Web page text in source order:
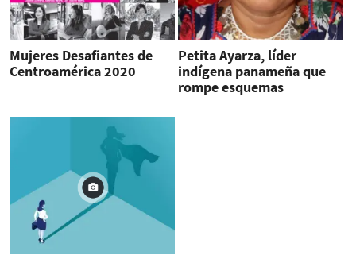
Mujeres Desafiantes de
Centroamérica 2020
Petita Ayarza, líder
indígena panameña que
rompe esquemas